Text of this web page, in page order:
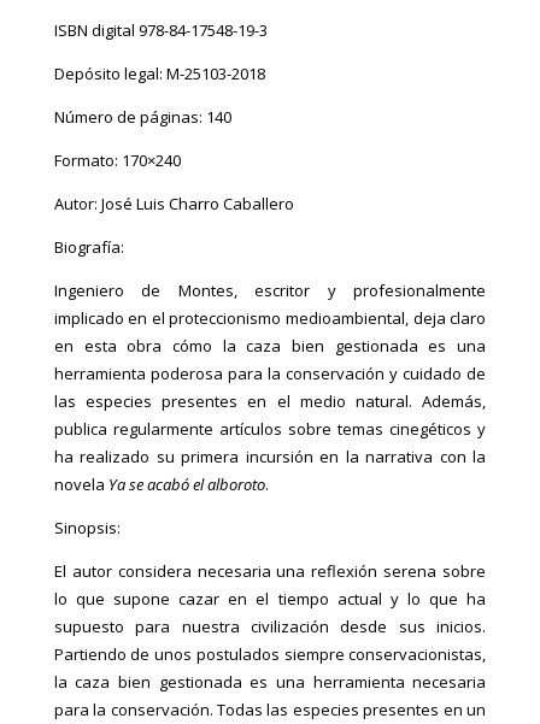
ejercicio,
cultura
arte.
ISBN digital 978-84-17548-19-3
Depósito legal: M-25103-2018
Número de páginas: 140
Formato: 170×240
Autor: José Luis Charro Caballero
Biografía:
Ingeniero de Montes, escritor y profesionalmente
implicado en el proteccionismo medioambiental, deja claro
en esta obra cómo la caza bien gestionada es una
herramienta poderosa para la conservación y cuidado de
las especies presentes en el medio natural. Además,
publica regularmente artículos sobre temas cinegéticos y
ha realizado su primera incursión en la narrativa con la
novela Ya se acabó el alboroto.
Sinopsis:
El autor considera necesaria una reflexión serena sobre
lo que supone cazar en el tiempo actual y lo que ha
supuesto para nuestra civilización desde sus inicios.
Partiendo de unos postulados siempre conservacionistas,
la caza bien gestionada es una herramienta necesaria
para la conservación. Todas las especies presentes en un